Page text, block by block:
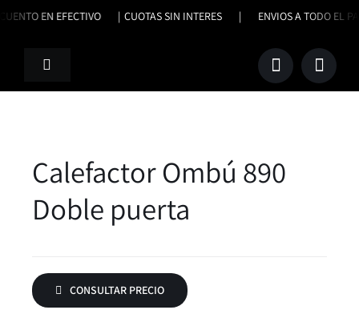
Saltar
CUOTAS SIN INTERES | ENVIOS A TODO
EN EFECTIVO |
Toggle
Navigation
Nosotros
Trabajos Terminados
Calefactor Ombú 890
Doble puerta
CONSULTAR PRECIO